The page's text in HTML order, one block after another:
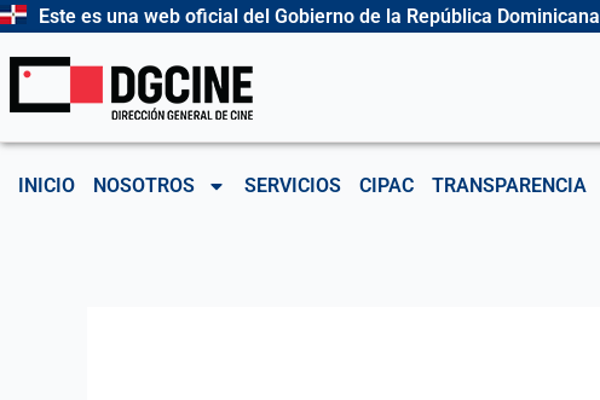
Ir
contenido
Este es una web oficial del Gobierno de la República Dominicana
INICIO NOSOTROS SERVICIOS CIPAC TRANSPARENCIA